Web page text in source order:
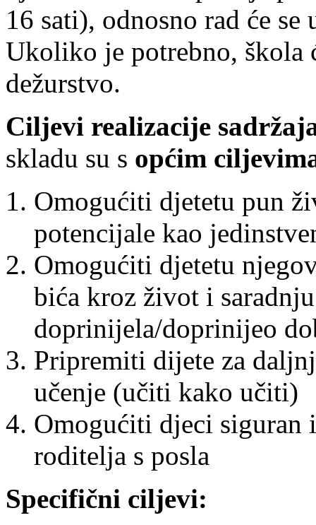
16 sati), odnosno rad će
Ukoliko je potrebno, škola
dežurstvo.
Ciljevi realizacije
skladu su s općim
Omogućiti djetetu pun
potencijale kao
Omogućiti djetetu
bića kroz život i
doprinijela/doprinijeo
Pripremiti dijete za
učenje (učiti kako učiti)
Omogućiti djeci siguran
roditelja s posla
Specifični ciljevi: